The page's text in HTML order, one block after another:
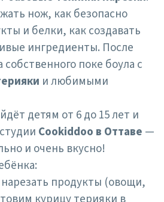
нож, как безопасно
и белки, как создавать
ингредиенты. После
поке боула с
и любимыми
детям от 6 до 15 лет и
Cookiddoo в Оттаве —
и очень вкусно!
продукты (овощи,